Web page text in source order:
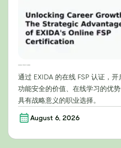
通过 EXIDA 的在线 FSP 认证，
功能安全的价值、在线学习的优
具有战略意义的职业选择。
August 6, 2026